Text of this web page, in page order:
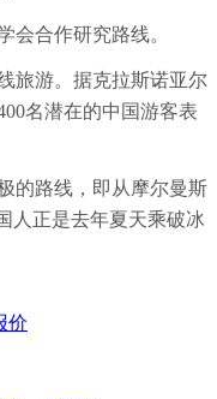
合作研究路线。
游。据克拉斯诺亚尔
名潜在的中国游客表
路线，即从摩尔曼斯
人正是去年夏天乘破冰
价